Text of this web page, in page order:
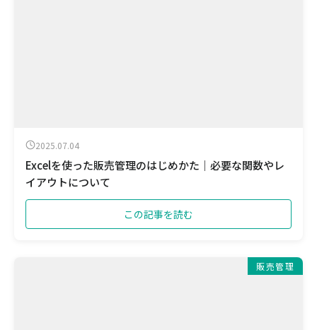
2025.07.04
Excelを使った販売管理のはじめかた｜必要な関数やレ
イアウトについて
この記事を読む
販売管理